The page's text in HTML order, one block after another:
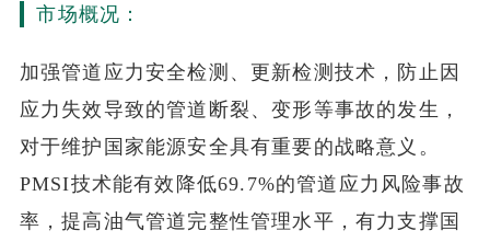
市场概况：
加强管道应力安全检测、更新检测技术，防止因
应力失效导致的管道断裂、变形等事故的发生，
对于维护国家能源安全具有重要的战略意义。
PMSI技术能有效降低69.7%的管道应力风险事故
率，提高油气管道完整性管理水平，有力支撑国